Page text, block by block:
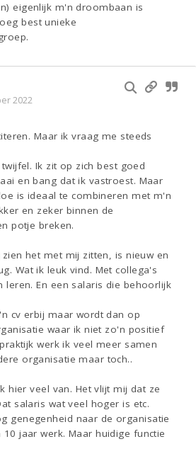
eigenlijk m'n droombaan is
best unieke
2022
Maar ik vraag me steeds
Ik zit op zich best goed
en bang dat ik vastroest. Maar
is ideaal te combineren met m'n
en zeker binnen de
potje breken.
het met mij zitten, is nieuw en
Wat ik leuk vind. Met collega's
leren. En een salaris die behoorlijk
cv erbij maar wordt dan op
waar ik niet zo'n positief
werk ik veel meer samen
organisatie maar toch..
hier veel van. Het vlijt mij dat ze
salaris wat veel hoger is etc.
genegenheid naar de organisatie
jaar werk. Maar huidige functie